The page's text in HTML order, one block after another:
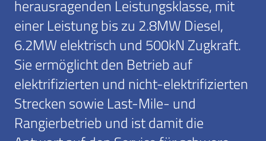
herausragenden Leistungsklasse, mit
einer Leistung bis zu 2.8MW Diesel,
6.2MW elektrisch und 500kN Zugkraft.
Sie ermöglicht den Betrieb auf
elektrifizierten und nicht-elektrifizierten
Strecken sowie Last-Mile- und
Rangierbetrieb und ist damit die